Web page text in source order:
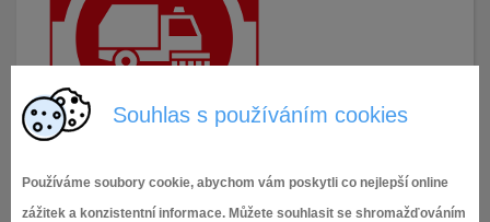
Souhlas s používáním cookies
Používáme soubory cookie, abychom vám poskytli co nejlepší online
zážitek a konzistentní informace. Můžete souhlasit se shromažďováním
49× zobrazeno